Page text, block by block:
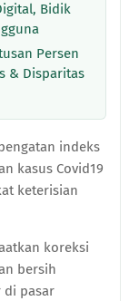
Bidik
Persen
& Disparitas
indeks
kasus Covid19
keterisian
koreksi
bersih
di pasar